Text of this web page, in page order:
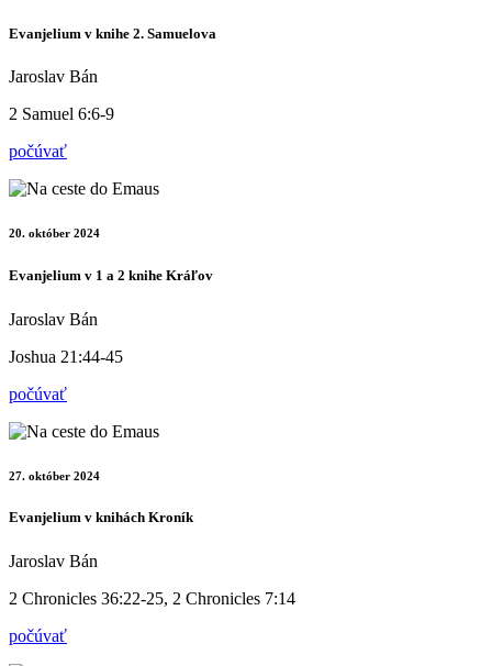
Evanjelium v knihe 2. Samuelova
Jaroslav Bán
2 Samuel 6:6-9
počúvať
20. október 2024
Evanjelium v 1 a 2 knihe Kráľov
Jaroslav Bán
Joshua 21:44-45
počúvať
27. október 2024
Evanjelium v knihách Kroník
Jaroslav Bán
2 Chronicles 36:22-25, 2 Chronicles 7:14
počúvať